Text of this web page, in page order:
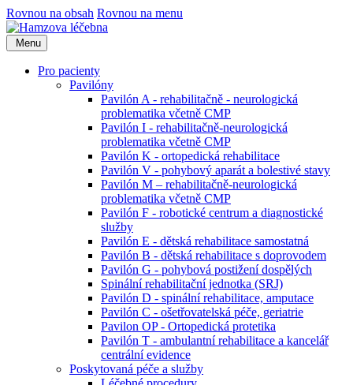
Rovnou na obsah Rovnou na menu
Menu
Pro pacienty
Pavilóny
Pavilón A - rehabilitačně - neurologická
problematika včetně CMP
Pavilón I - rehabilitačně-neurologická
problematika včetně CMP
Pavilón K - ortopedická rehabilitace
Pavilón V - pohybový aparát a bolestivé stavy
Pavilón M – rehabilitačně-neurologická
problematika včetně CMP
Pavilón F - robotické centrum a diagnostické
služby
Pavilón E - dětská rehabilitace samostatná
Pavilón B - dětská rehabilitace s doprovodem
Pavilón G - pohybová postižení dospělých
Spinální rehabilitační jednotka (SRJ)
Pavilón D - spinální rehabilitace, amputace
Pavilón C - ošetřovatelská péče, geriatrie
Pavilon OP - Ortopedická protetika
Pavilón T - ambulantní rehabilitace a kancelář
centrální evidence
Poskytovaná péče a služby